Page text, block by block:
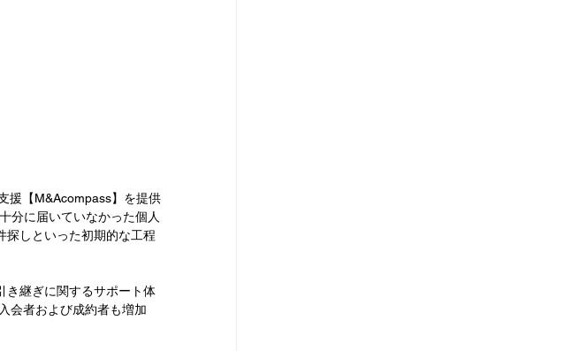
援【M&Acompass】を提供
分に届いていなかった個人
探しといった初期的な工程
き継ぎに関するサポート体
会者および成約者も増加